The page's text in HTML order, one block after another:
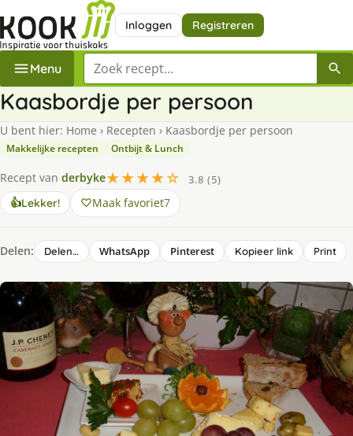
Inloggen Registreren
Menu Zoek een recept
Kaasbordje per persoon
U bent hier: Home › Recepten › Kaasbordje per persoon
Makkelijke recepten Ontbijt & Lunch
Recept van derbyke★★★★☆
3.8 (5)
👍Lekker! Maak favoriet7
Delen: Delen… WhatsApp Pinterest Kopieer link Print